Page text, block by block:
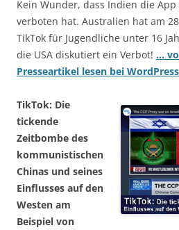
Kein Wunder, dass Indien die
verboten hat. Australien hat am
TikTok für Jugendliche unter 16
die USA diskutiert ein Verbot! …
Presseartikel lesen bei
TikTok: Die
tickende
Zeitbombe des
kommunistischen
Chinas und seines
Einflusses auf den
Westen am
Beispiel von